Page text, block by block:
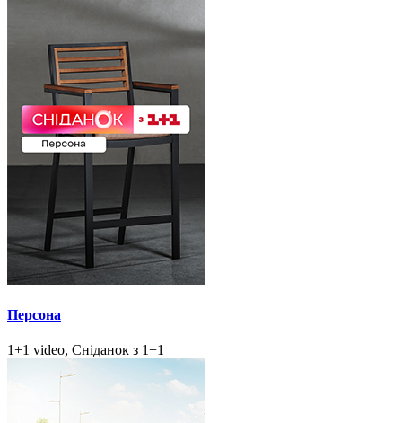
Персона
1+1 video, Сніданок з 1+1